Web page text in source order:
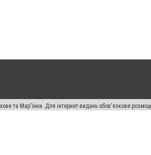
та Мар'їнки. Для інтернет-видань обов'язкове